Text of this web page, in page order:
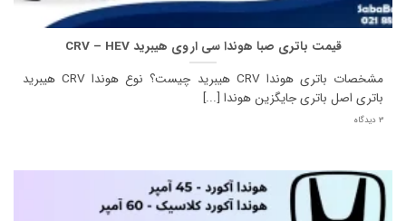
قیمت باتری صبا هوندا سی ار وی هیبرید CRV – HEV
مشخصات باتری هوندا CRV هیبرید چیست؟ نوع هوندا CRV هیبرید
باتری اصل باتری جایگزین هوندا [...]
3 دیدگاه